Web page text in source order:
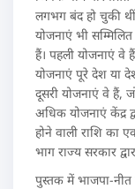
लगभग बंद हो चुकी
योजनाएं भी
हैं। पहली योजनाएं वे
योजनाएं पूरे देश या
दूसरी योजनाएं वे हैं,
अधिक योजनाएं केंद्र
होने वाली राशि का
भाग राज्य सरकार
पुस्तक में भाजपा-